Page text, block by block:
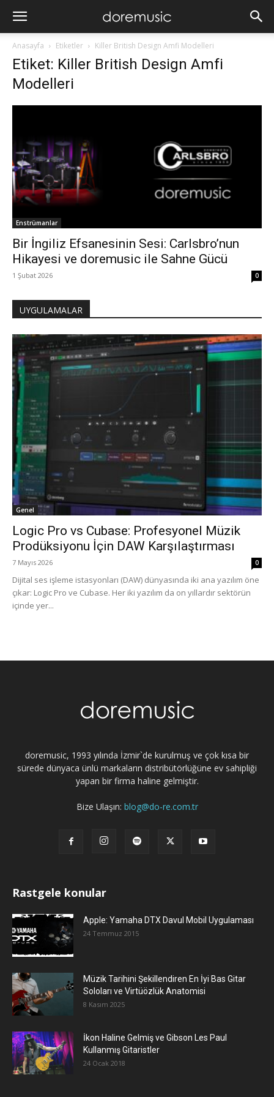
Anasayfa Etiketler Killer British Design Amfi Modelleri
Etiket: Killer British Design Amfi
Modelleri
Enstrümanlar
Bir İngiliz Efsanesinin Sesi: Carlsbro’nun
Hikayesi ve doremusic ile Sahne Gücü
1 Şubat 2026 0
UYGULAMALAR
Genel
Logic Pro vs Cubase: Profesyonel Müzik
Prodüksiyonu İçin DAW Karşılaştırması
7 Mayıs 2026 0
Dijital ses işleme istasyonları (DAW) dünyasında iki ana yazılım öne
çıkar: Logic Pro ve Cubase. Her iki yazılım da on yıllardır sektörün
içinde yer...
doremusic, 1993 yılında İzmir`de kurulmuş ve çok kısa bir
sürede dünyaca ünlü markaların distribütörlüğüne ev sahipliği
yapan bir firma haline gelmiştir.
Bize Ulaşın: blog@do-re.com.tr
Rastgele konular
Apple: Yamaha DTX Davul Mobil Uygulaması
24 Temmuz 2015
Müzik Tarihini Şekillendiren En İyi Bas Gitar
Soloları ve Virtüözlük Anatomisi
8 Kasım 2025
İkon Haline Gelmiş ve Gibson Les Paul
Kullanmış Gitaristler
24 Ocak 2018